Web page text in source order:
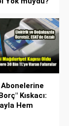
Abonelerine
Kıskacı:
Hem